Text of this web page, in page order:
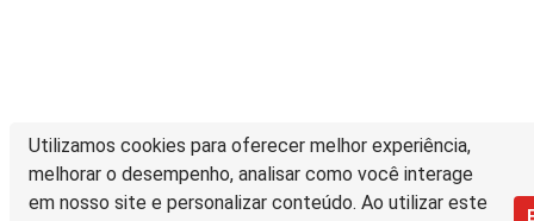
Utilizamos cookies para oferecer melhor experiência,
melhorar o desempenho, analisar como você interage
em nosso site e personalizar conteúdo. Ao utilizar este